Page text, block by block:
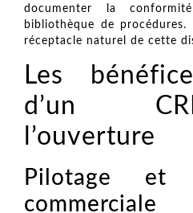
documenter la
bibliothèque de
réceptacle naturel de cette
Les
d’un
l’ouverture
Pilotage et
commerciale